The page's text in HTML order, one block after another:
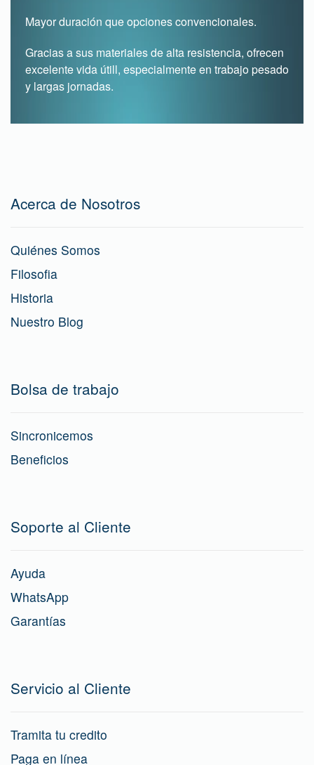
Mayor duración que opciones convencionales.
Gracias a sus materiales de alta resistencia, ofrecen
excelente vida útill, especialmente en trabajo pesado
y largas jornadas.
Acerca de Nosotros
Quiénes Somos
Filosofia
Historia
Nuestro Blog
Bolsa de trabajo
Sincronicemos
Beneficios
Soporte al Cliente
Ayuda
WhatsApp
Garantías
Servicio al Cliente
Tramita tu credito
Paga en línea